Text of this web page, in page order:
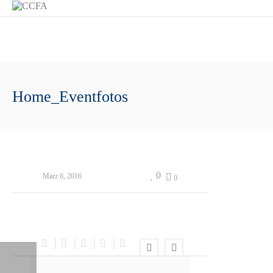
Home_Eventfotos
März 6, 2016 0
0